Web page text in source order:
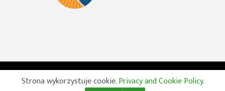
© 2026 Wszelkie prawa zastrzeżone. Radio Lublin S.A. w
Strona wykorzystuje cookie.Privacy and Cookie Policy.